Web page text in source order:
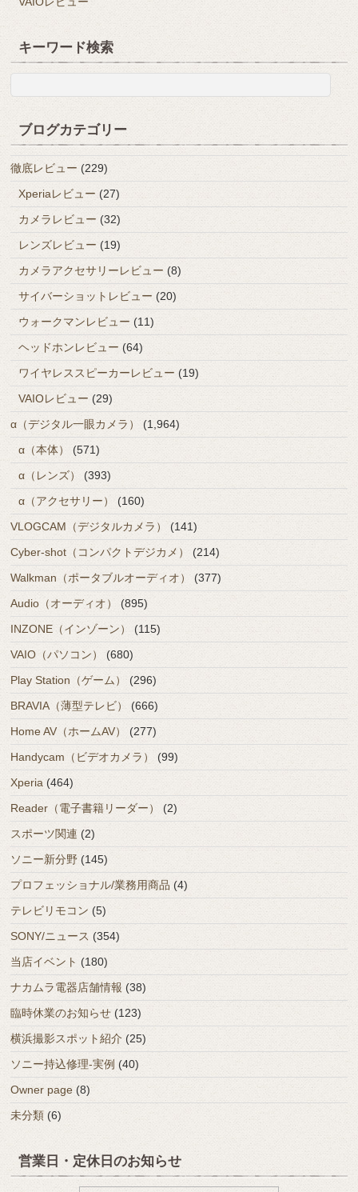
キーワード検索
ブログカテゴリー
徹底レビュー (229)
Xperiaレビュー (27)
カメラレビュー (32)
レンズレビュー (19)
カメラアクセサリーレビュー (8)
サイバーショットレビュー (20)
ウォークマンレビュー (11)
ヘッドホンレビュー (64)
ワイヤレススピーカーレビュー (19)
VAIOレビュー (29)
α（デジタル一眼カメラ）
(1,964)
α（本体）
(571)
α（レンズ）
(393)
α（アクセサリー）
(160)
VLOGCAM（デジタルカメラ）
(141)
Cyber-shot（コンパクトデジカメ）
(214)
Walkman（ポータブルオーディオ）
(377)
Audio（オーディオ）
(895)
INZONE（インゾーン）
(115)
VAIO（パソコン）
(680)
Play Station（ゲーム）(296)
BRAVIA（薄型テレビ）
(666)
Home AV（ホームAV）
(277)
Handycam（ビデオカメラ）
(99)
Xperia (464)
Reader（電子書籍リーダー）
(2)
スポーツ関連 (2)
ソニー新分野 (145)
プロフェッショナル/業務用商品 (4)
テレビリモコン (5)
SONY/ニュース (354)
当店イベント (180)
ナカムラ電器店舗情報 (38)
臨時休業のお知らせ (123)
横浜撮影スポット紹介 (25)
ソニー持込修理-実例 (40)
Owner page (8)
未分類 (6)
営業日・定休日のお知らせ